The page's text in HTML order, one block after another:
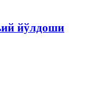
йўлдоши